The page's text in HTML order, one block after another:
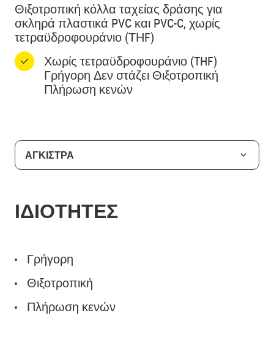
Θιξοτροπική κόλλα ταχείας δράσης για
σκληρά πλαστικά PVC και PVC-C, χωρίς
τετραϋδροφουράνιο (ΤΗF)
Χωρίς τετραϋδροφουράνιο (THF)
Γρήγορη Δεν στάζει Θιξοτροπική
Πλήρωση κενών
ΑΓΚΙΣΤΡΑ
ΙΔΙΟΤΗΤΕΣ
Γρήγορη
Θιξοτροπική
Πλήρωση κενών